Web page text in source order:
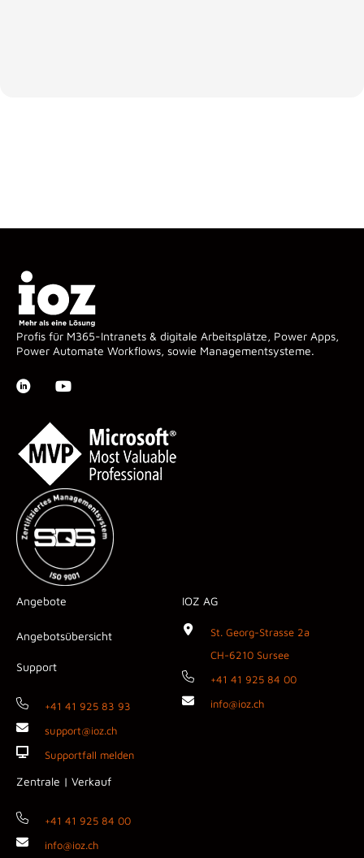
Profis für M365-Intranets & digitale Arbeitsplätze, Power Apps,
Power Automate Workflows, sowie Managementsysteme.
Angebote
Angebotsübersicht
Support
+41 41 925 83 93
support@ioz.ch
Supportfall melden
Zentrale | Verkauf
+41 41 925 84 00
info@ioz.ch
IOZ AG
St. Georg-Strasse 2a
CH-6210 Sursee
+41 41 925 84 00
info@ioz.ch